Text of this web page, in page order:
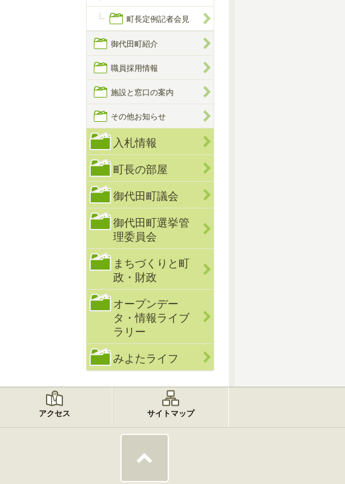
町長定例記者会見
御代田町紹介
職員採用情報
施設と窓口の案内
その他お知らせ
入札情報
町長の部屋
御代田町議会
御代田町選挙管
理委員会
まちづくりと町
政・財政
オープンデー
タ・情報ライブ
ラリー
みよたライフ
アクセス サイトマップ